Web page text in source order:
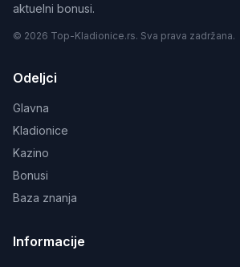
aktuelni bonusi.
© 2026 Top-Kladionice.rs. Sva prava zadržana.
Odeljci
Glavna
Kladionice
Kazino
Bonusi
Baza znanja
Informacije